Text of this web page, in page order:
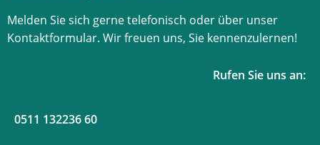
Melden Sie sich gerne telefonisch oder über unser
Kontaktformular. Wir freuen uns, Sie kennenzulernen!
Rufen Sie uns an:
0511 132236 60